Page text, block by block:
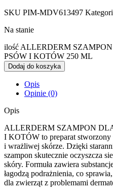
SKU PIM-MDV613497
Na stanie
ilość ALLERDERM
PSÓW I KOTÓW 250 ML
Dodaj do koszyka
Opis
Opinie (0)
Opis
ALLERDERM SZAMPON
I KOTÓW to preparat stworzony
i wrażliwej skórze. Dzięki
szampon skutecznie oczyszcza
skóry. Formuła zawiera
łagodzą podrażnienia, co
dla zwierząt z problemami